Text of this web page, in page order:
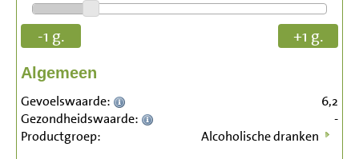
-1 g. +1 g.
Algemeen
Gevoelswaarde:
6,2
Gezondheidswaarde:
-
Productgroep:
Alcoholische dranken